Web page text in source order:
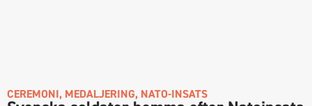
CEREMONI, MEDALJERING, NATO-INSATS